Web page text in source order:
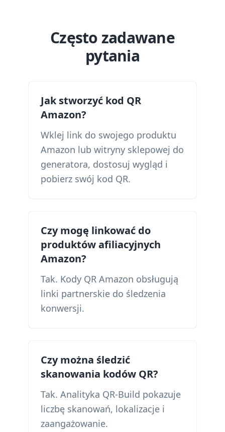
Często zadawane
pytania
Jak stworzyć kod QR
Amazon?
Wklej link do swojego produktu
Amazon lub witryny sklepowej do
generatora, dostosuj wygląd i
pobierz swój kod QR.
Czy mogę linkować do
produktów afiliacyjnych
Amazon?
Tak. Kody QR Amazon obsługują
linki partnerskie do śledzenia
konwersji.
Czy można śledzić
skanowania kodów QR?
Tak. Analityka QR-Build pokazuje
liczbę skanowań, lokalizacje i
zaangażowanie.